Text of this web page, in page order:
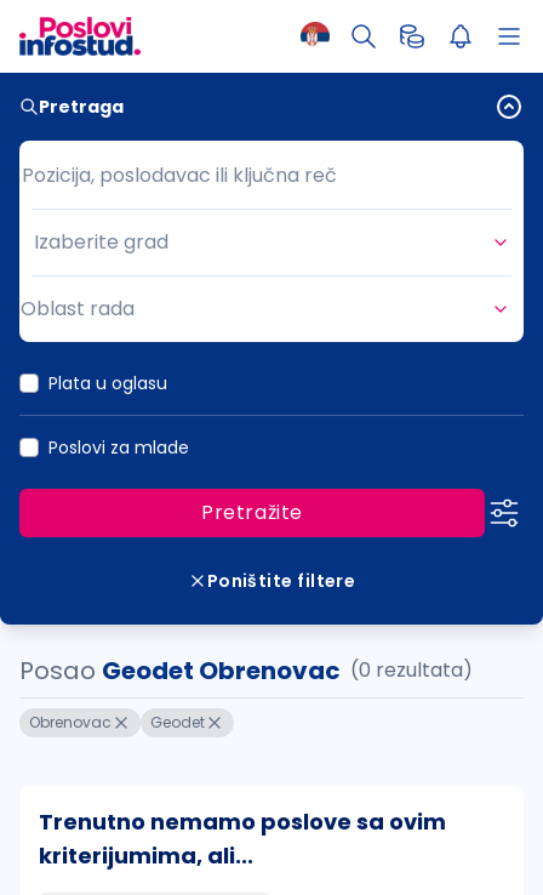
Pretraga
Pozicija, poslodavac ili ključna reč
Pozicija, poslodavac ili ključna reč
Grad
Izaberite grad
Oblast rada
Plata u oglasu
Poslovi za mlade
Pretražite
Poništite filtere
Posao Geodet Obrenovac (0 rezultata)
Obrenovac Geodet
Trenutno nemamo poslove sa ovim
kriterijumima, ali...